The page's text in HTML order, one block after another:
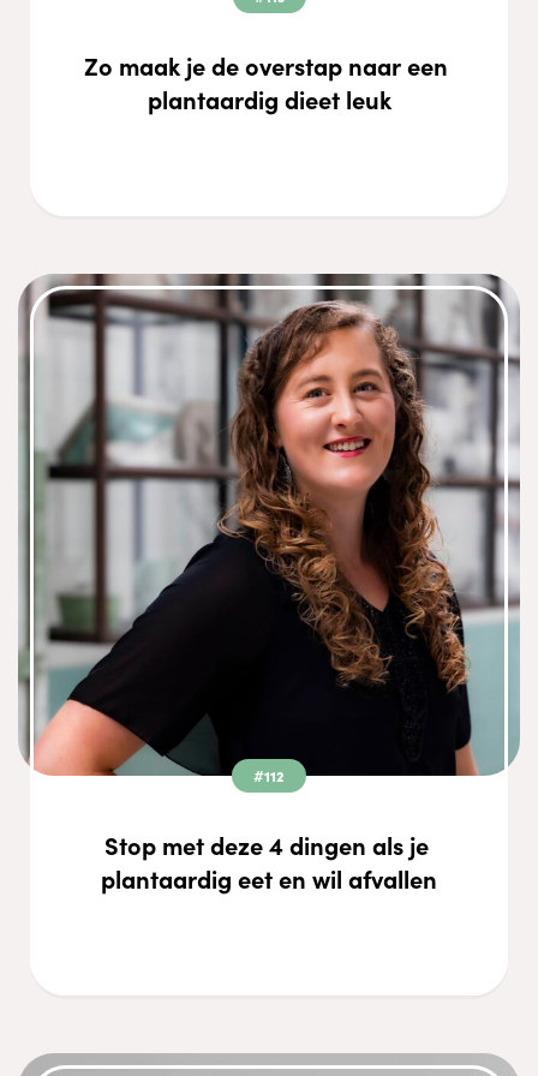
Zo maak je de overstap naar een
plantaardig dieet leuk
#112
Stop met deze 4 dingen als je
plantaardig eet en wil afvallen